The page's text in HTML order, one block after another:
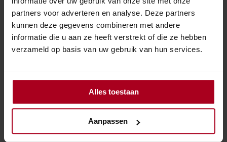
partners voor adverteren en analyse. Deze partners
kunnen deze gegevens combineren met andere
informatie die u aan ze heeft verstrekt of die ze hebben
verzameld op basis van uw gebruik van hun services.
Alles toestaan
Aanpassen
belastingheffing. De procureur-generaal concludeert dat
dit wel mogelijk is. Immers, slechts in zeer
uitzonderlijke gevallen wordt bewijs in belastingzaken
uitgesloten. Het handelen van de politie, hoewel onjuist,
voldoet niet aan de zware eisen van het 'zozeer
voor de accijns worden gehandhaafd.
Bron:Parket bij de Hoge Raad | Conclusie AG |
ECLI:NL:PHR:2025:782 | 10-07-2025